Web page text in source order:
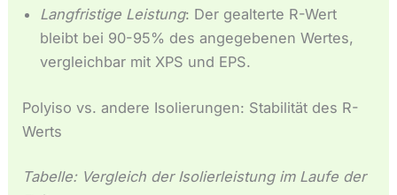
Langfristige Leistung: Der gealterte R-Wert
bleibt bei 90-95% des angegebenen Wertes,
vergleichbar mit XPS und EPS.
Polyiso vs. andere Isolierungen: Stabilität des R-
Werts
Tabelle: Vergleich der Isolierleistung im Laufe der